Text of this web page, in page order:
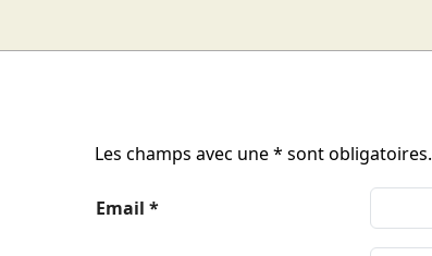
Les champs avec une * sont obligatoires.
Email *